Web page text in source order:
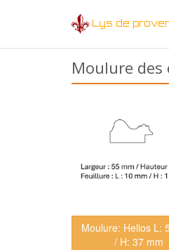
Lys de
Moulure des
Moulure: Helios L:
/ H: 37 mm